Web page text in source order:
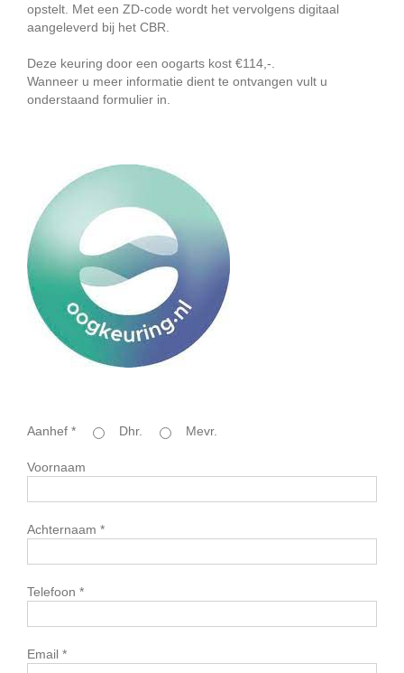
opstelt. Met een ZD-code wordt het vervolgens digitaal
aangeleverd bij het CBR.
Deze keuring door een oogarts kost €114,-.
Wanneer u meer informatie dient te ontvangen vult u
onderstaand formulier in.
Aanhef * Dhr. Mevr.
Voornaam
Achternaam *
Telefoon *
Email *